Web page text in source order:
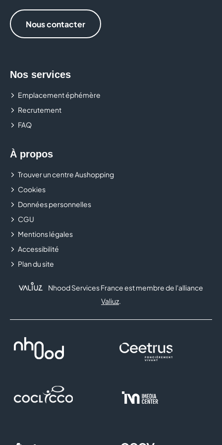
Nous contacter
Nos services
Emplacement éphémère
Recrutement
FAQ
À propos
Trouver un centre Aushopping
Cookies
Données personnelles
CGU
Mentions légales
Accessibilité
Plan du site
Nhood Services France est membre de l'alliance
Valiuz.